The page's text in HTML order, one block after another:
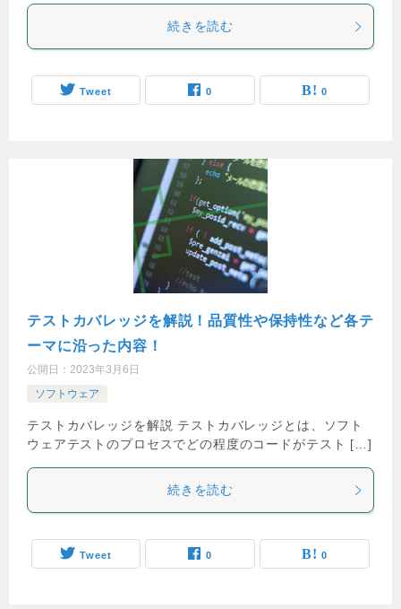
続きを読む
Tweet 0 0
テストカバレッジを解説！品質性や保持性など各テ
ーマに沿った内容！
公開日： 2023年3月6日
ソフトウェア
テストカバレッジを解説 テストカバレッジとは、ソフト
ウェアテストのプロセスでどの程度のコードがテスト […]
続きを読む
Tweet 0 0